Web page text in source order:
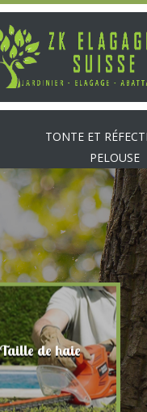
TONTE ET
PELOUSE
Taille de haie